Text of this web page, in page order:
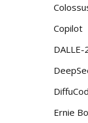
Copilot
DALLE-
Ernie